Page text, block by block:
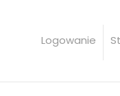
Logowanie